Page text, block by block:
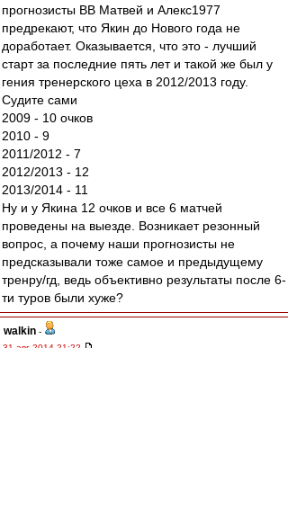
прогнозисты ВВ Матвей и Алекс1977
предрекают, что Якин до Нового года не
доработает. Оказывается, что это - лучший
старт за последние пять лет и такой же был у
гения тренерского цеха в 2012/2013 году.
Судите сами
2009 - 10 очков
2010 - 9
2011/2012 - 7
2012/2013 - 12
2013/2014 - 11
Ну и у Якина 12 очков и все 6 матчей
проведены на выезде. Возникает резонный
вопрос, а почему наши прогнозисты не
предсказывали тоже самое и предыдущему
тренру/гд, ведь объективно результаты после 6-
ти туров были хуже?
walkin -
31 авг 2014 21:22